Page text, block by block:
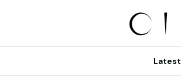
Latest